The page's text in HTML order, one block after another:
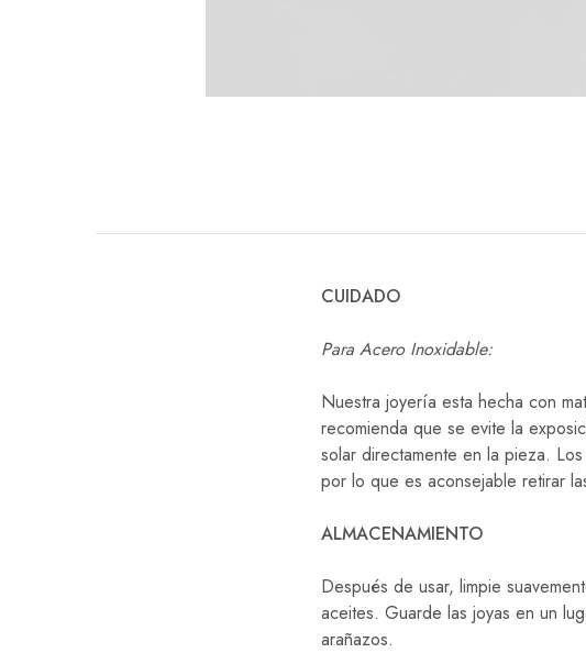
CUIDADO
Para Acero Inoxidable:
Nuestra joyería esta hecha con
recomienda que se evite la
solar directamente en la pieza.
por lo que es aconsejable retirar
ALMACENAMIENTO
Después de usar, limpie
aceites. Guarde las joyas en un
arañazos.